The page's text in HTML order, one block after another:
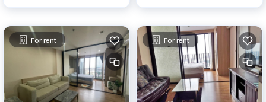
For rent For rent